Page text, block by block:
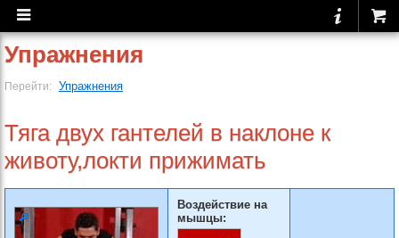
Упражнения
Перейти: Упражнения
Тяга двух гантелей в наклоне к
животу,локти прижимать
Воздействие на
мышцы: